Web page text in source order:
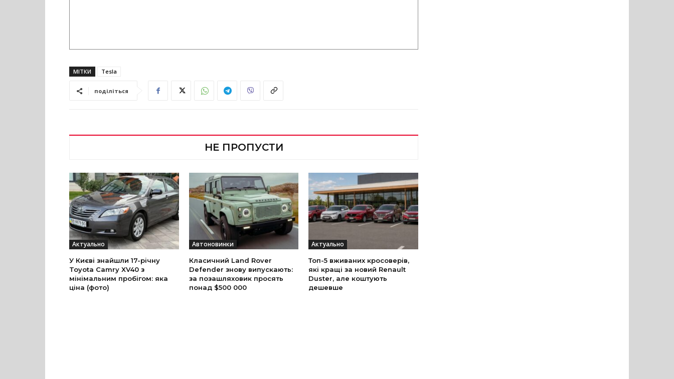
МІТКИ Tesla
поділіться
НЕ ПРОПУСТИ
Актуально
У Києві знайшли 17-річну
Toyota Camry XV40 з
мінімальним пробігом: яка
ціна (фото)
Автоновинки
Класичний Land Rover
Defender знову випускають:
за позашляховик просять
понад $500 000
Актуально
Топ-5 вживаних кросоверів,
які кращі за новий Renault
Duster, але коштують
дешевше